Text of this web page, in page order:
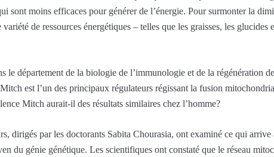
sont moins efficaces pour générer de l’énergie. Pour surmonter la
de ressources énergétiques – telles que les graisses, les glucides
le département de la biologie de l’immunologie et de la régénération
est l’un des principaux régulateurs régissant la fusion
Mitch aurait-il des résultats similaires chez l’homme?
dirigés par les doctorants Sabita Chourasia, ont examiné ce qui
du génie génétique. Les scientifiques ont constaté que le réseau